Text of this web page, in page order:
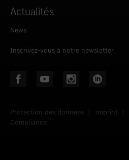
Actualités
News
Inscrivez-vous à notre newsletter.
Protection des données | Imprint |
Compliance